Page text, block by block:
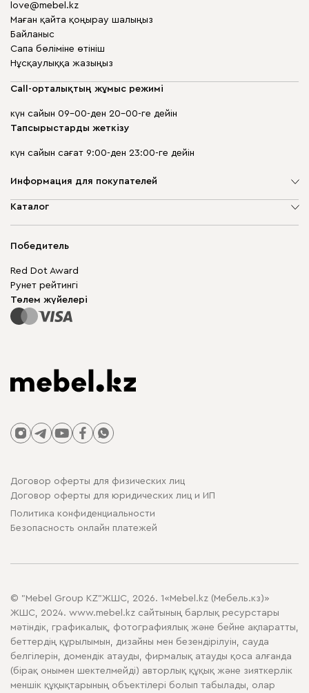
love@mebel.kz
Маған қайта қоңырау шалыңыз
Байланыс
Сапа бөліміне өтініш
Нұсқаулыққа жазыңыз
Call-орталықтың жұмыс режимі
күн сайын 09-00-ден 20-00-ге дейін
Тапсырыстарды жеткізу
күн сайын сағат 9:00-ден 23:00-ге дейін
Информация для покупателей
Компания туралы
Кепілдік
Бизнес үшін
Сайт картасы
Каталог
Шкаф жиһазы
Модульдік жиһаз
Үстелдер мен орындықтар
Победитель
Red Dot Award
Рунет рейтингі
Төлем жүйелері
Договор оферты для физических лиц
Договор оферты для юридических лиц и ИП
Политика конфиденциальности
Безопасность онлайн платежей
© "Mebel Group KZ"ЖШС, 2026. 1«Mebel.kz (Мебель.кз)»
ЖШС, 2024. www.mebel.kz сайтының барлық ресурстары
мәтіндік, графикалық, фотографиялық және бейне ақпаратты,
беттердің құрылымын, дизайны мен безендірілуін, сауда
белгілерін, домендік атауды, фирмалық атауды қоса алғанда
(бірақ онымен шектелмейді) авторлық құқық және зияткерлік
меншік құқықтарының объектілері болып табылады, олар